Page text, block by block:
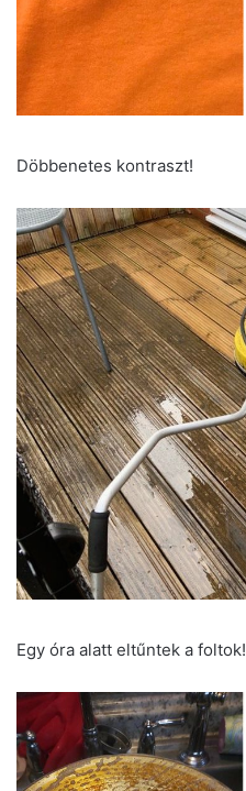
Döbbenetes kontraszt!
Egy óra alatt eltűntek a foltok!